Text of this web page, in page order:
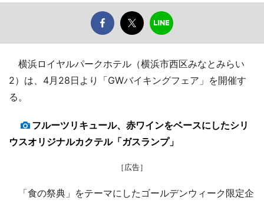
横浜ロイヤルパークホテル（横浜市西区みなとみらい
2）は、4月28日より「GWバイキングフェア」を開催す
る。
フルーツリキュール、赤ワインをベースにしたシリ
ウスオリジナルカクテル「ガスランプ」
［広告］
「食の祭典」をテーマにしたゴールデンウィーク限定企